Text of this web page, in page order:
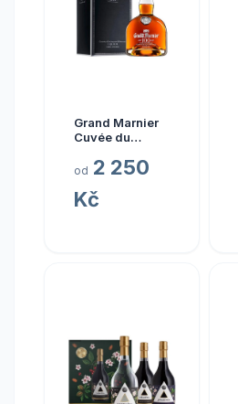
Grand Marnier
Cuvée du
od 2 250
Kč